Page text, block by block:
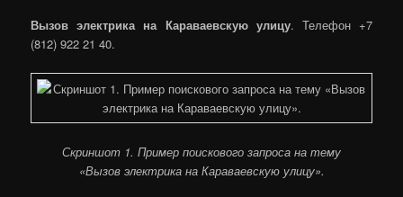
Вызов электрика на Караваевскую улицу. Телефон +7
(812) 922 21 40.
Скриншот 1. Пример поискового запроса на тему
«Вызов электрика на Караваевскую улицу».